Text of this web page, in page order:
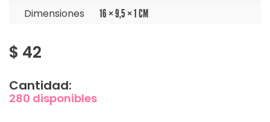
Dimensiones 16 × 9,5 × 1 CM
$ 42
Cantidad:
280 disponibles